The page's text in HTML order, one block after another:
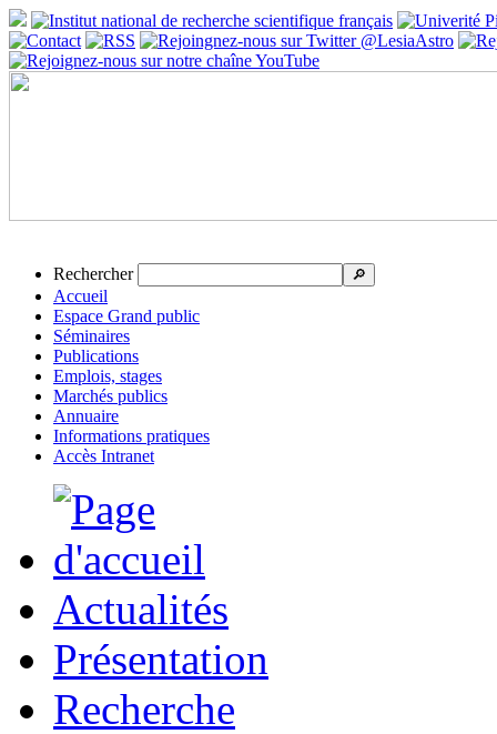
Rechercher 🔎
Accueil
Espace Grand public
Séminaires
Publications
Emplois, stages
Marchés publics
Annuaire
Informations pratiques
Accès Intranet
Actualités
Présentation
Recherche